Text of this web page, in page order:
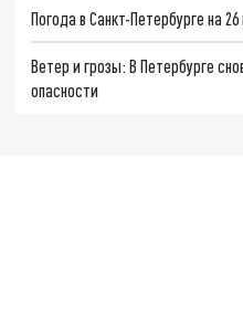
Погода в Санкт-Петербурге на
Ветер и грозы: В Петербурге
опасности